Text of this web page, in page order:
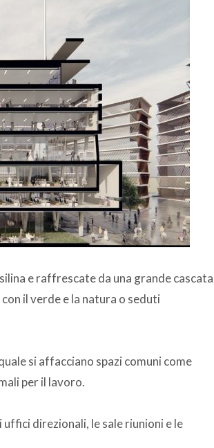
e raffrescate da una grande cascata
il verde e la natura o seduti
si affacciano spazi comuni come
per il lavoro.
direzionali, le sale riunioni e le